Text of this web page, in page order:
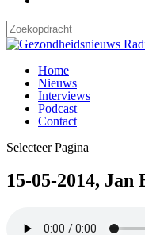
Home
Nieuws
Interviews
Podcast
Contact
Selecteer Pagina
15-05-2014,